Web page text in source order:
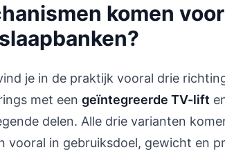
komen
je in de praktijk vooral drie
met een geïntegreerde TV-lift
delen. Alle drie varianten
vooral in gebruiksdoel, gewicht en